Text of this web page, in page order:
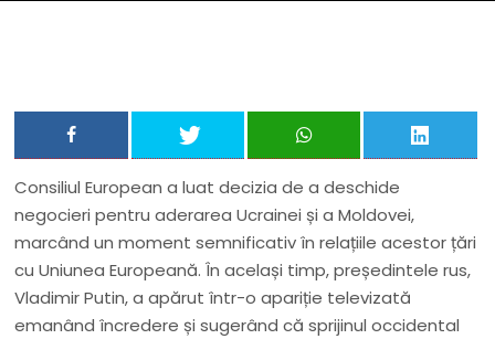
Consiliul European a luat decizia de a deschide
negocieri pentru aderarea Ucrainei și a Moldovei,
marcând un moment semnificativ în relațiile acestor țări
cu Uniunea Europeană. În același timp, președintele rus,
Vladimir Putin, a apărut într-o apariție televizată
emanând încredere și sugerând că sprijinul occidental